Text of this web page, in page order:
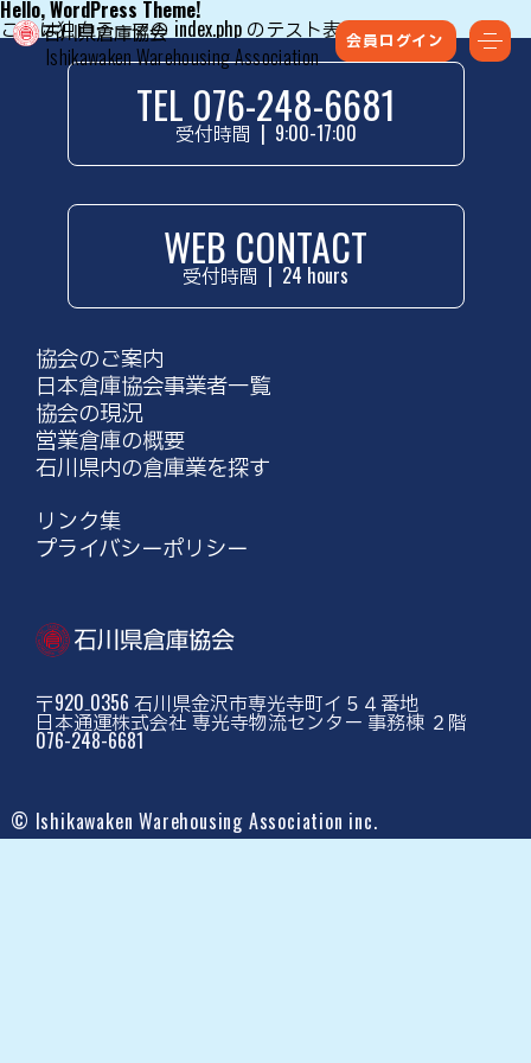
Ishikawaken Warehousing Association
会員ログイン
Hello, WordPress Theme!
これは独自テーマの index.php のテスト表示です。
TEL 076-248-6681
受付時間 | 9:00-17:00
WEB CONTACT
受付時間 | 24 hours
協会のご案内
日本倉庫協会事業者一覧
協会の現況
営業倉庫の概要
石川県内の倉庫業を探す
リンク集
プライバシーポリシー
〒920₋0356 石川県金沢市専光寺町イ５４番地
日本通運株式会社 専光寺物流センター 事務棟 ２階
076-248-6681
© Ishikawaken Warehousing Association inc.